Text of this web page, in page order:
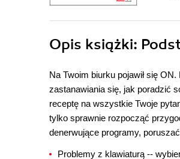
Opis książki:
Na Twoim biurku pojawił się
zastanawiania się, jak poradzić
receptę na wszystkie Twoje
tylko sprawnie rozpocząć
denerwujące programy,
Problemy z klawiaturą --